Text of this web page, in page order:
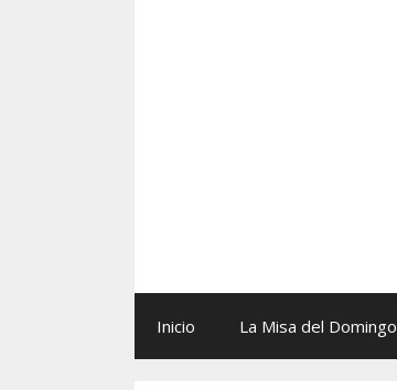
Inicio La Misa del Domingo